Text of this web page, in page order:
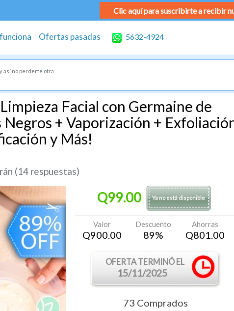
Clic aquí para suscribirte a recibir
Ofertas pasadas 5632-4924
así no perderte otra
Facial con Germaine de
+ Vaporización +
y Más!
(14 respuestas)
Q99.00 Ya no está disponible
Valor
Q900.00
Descuento
89%
Ahorras
Q801.00
OFERTA TERMINÓ EL
15/11/2025
73 Comprados